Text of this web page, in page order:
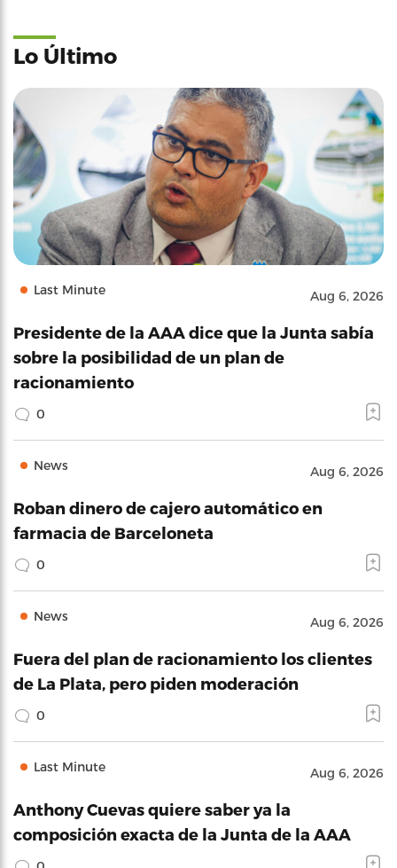
Lo Último
Last Minute Aug 6, 2026
Presidente de la AAA dice que la Junta sabía
sobre la posibilidad de un plan de
racionamiento
0
News Aug 6, 2026
Roban dinero de cajero automático en
farmacia de Barceloneta
0
News Aug 6, 2026
Fuera del plan de racionamiento los clientes
de La Plata, pero piden moderación
0
Last Minute Aug 6, 2026
Anthony Cuevas quiere saber ya la
composición exacta de la Junta de la AAA